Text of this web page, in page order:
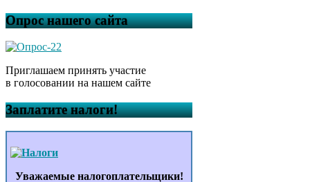
Опрос нашего сайта
Приглашаем принять участие
в голосовании на нашем сайте
Заплатите налоги!
Уважаемые налогоплательщики!